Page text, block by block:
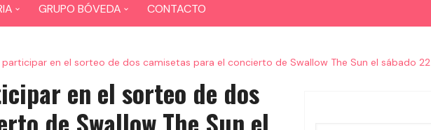
GRUPO BÓVEDA
BAR COYOTE
CONTACTO
en el sorteo de dos camisetas para el concierto de Swallow The Sun el sábado 22
en el sorteo de dos